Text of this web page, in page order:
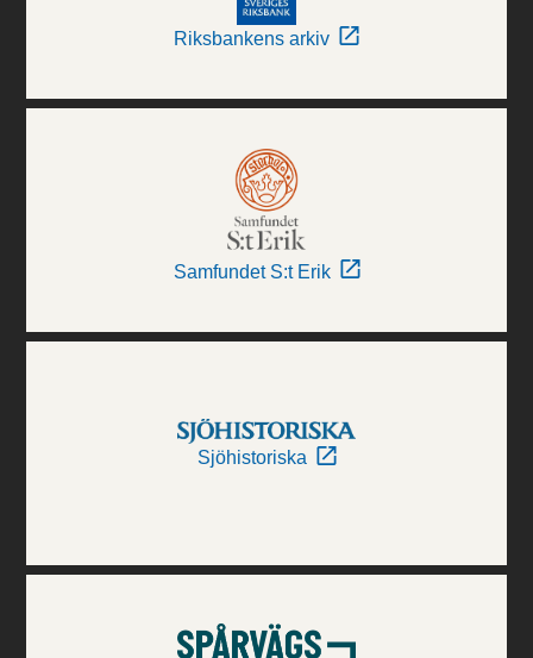
Riksbankens arkiv
Samfundet S:t Erik
Sjöhistoriska